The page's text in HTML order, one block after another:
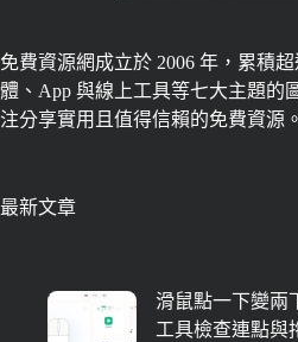
免費資源網成立於 2006 年，累積
體、App 與線上工具等七大主題的
注分享實用且值得信賴的免費資源。
最新文章
滑鼠點一下變兩
工具檢查連點與